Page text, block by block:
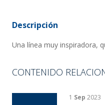
Descripción
Una línea muy inspiradora,
CONTENIDO
1 Sep 2023